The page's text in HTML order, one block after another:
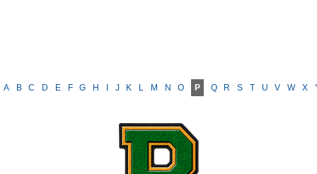
A B C D E F G H J K L M N O P Q R S T U V W X